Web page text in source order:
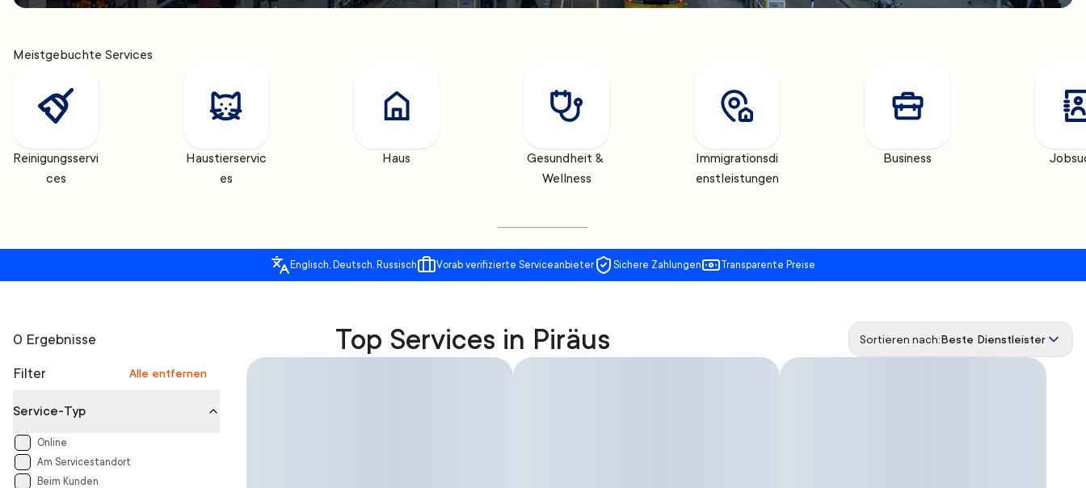
Meistgebuchte Services
Reinigungsservi
ces
Haustierservic
es
Haus
Gesundheit &
Wellness
Immigrationsdi
enstleistungen
Business
Englisch, Deutsch, Russisch Vorab verifizierte Serviceanbieter Sichere Zahlungen Transparente Preise
0 Ergebnisse Top Services in Piräus Sortieren nach:Beste Dienstleister
Filter Alle entfernen
Service-Typ
Online
Am Servicestandort
Beim Kunden